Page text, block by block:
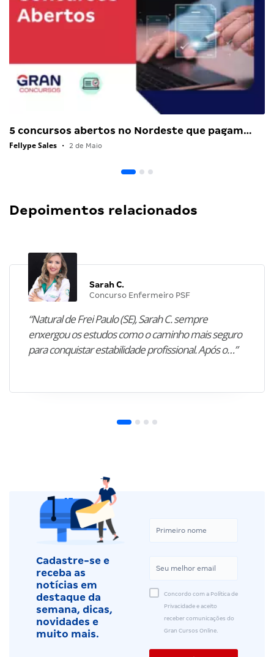
5 concursos abertos no Nordeste que pagam…
Fellype Sales • 2 de Maio
Depoimentos relacionados
Sarah C.
Concurso Enfermeiro PSF
“Natural de Frei Paulo (SE), Sarah C. sempre
enxergou os estudos como o caminho mais seguro
para conquistar estabilidade profissional. Após o…”
Cadastre-se e
receba as
notícias em
destaque da
semana, dicas,
novidades e
muito mais.
Concordo com a Política de
Privacidade e aceito
receber comunicações do
Gran Cursos Online.